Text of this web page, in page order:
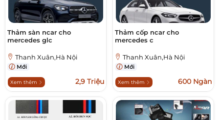
Thảm sàn ncar cho
mercedes glc
Thanh Xuân,Hà Nội
Mới
Xem thêm 2,9 Triệu
Thảm cốp ncar cho
mercedes c
Thanh Xuân,Hà Nội
Mới
Xem thêm 600 Ngàn